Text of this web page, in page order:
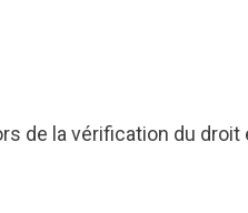
de la vérification du